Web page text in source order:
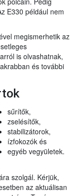
E330 például nem
megismerhetik az
is olvashatnak,
és további
sűrítők,
zselésítők,
stabilizátorok,
ízfokozók és
egyéb vegyületek.
szolgál. Kérjük,
az aktuálisan